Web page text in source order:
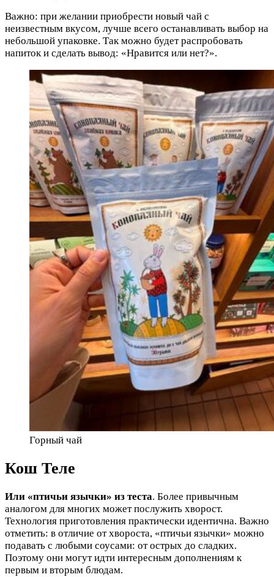
Важно: при желании приобрести новый чай с
неизвестным вкусом, лучше всего останавливать выбор на
небольшой упаковке. Так можно будет распробовать
напиток и сделать вывод: «Нравится или нет?».
Горный чай
Кош Теле
Или «птичьи язычки» из теста. Более привычным
аналогом для многих может послужить хворост.
Технология приготовления практически идентична. Важно
отметить: в отличие от хвороста, «птичьи язычки» можно
подавать с любыми соусами: от острых до сладких.
Поэтому они могут идти интересным дополнениям к
первым и вторым блюдам.